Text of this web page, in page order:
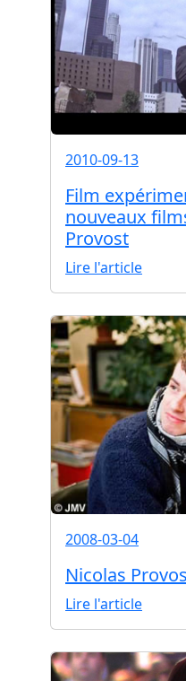
2010-09-13
Film
nouveaux
Provost
Lire l'article
2008-03-04
Nicolas
Lire l'article